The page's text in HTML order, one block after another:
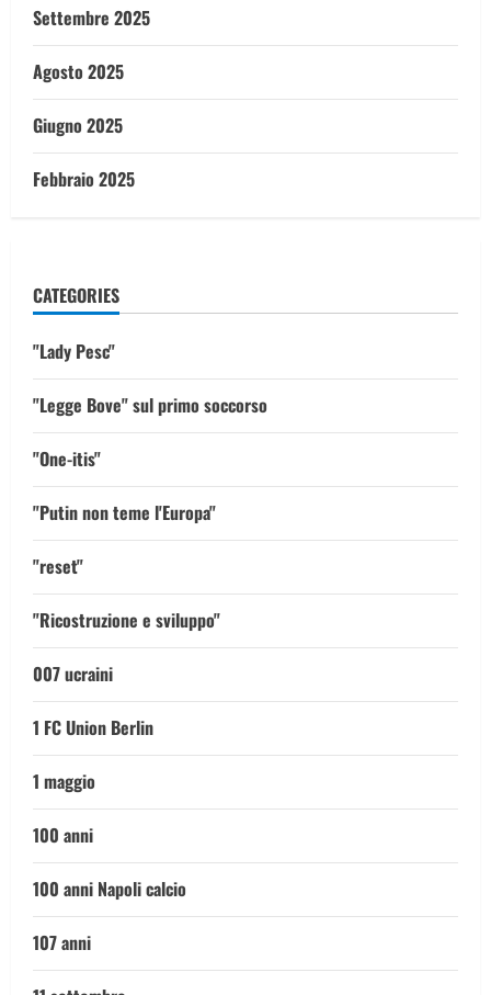
Settembre 2025
Agosto 2025
Giugno 2025
Febbraio 2025
CATEGORIES
"Lady Pesc"
"Legge Bove" sul primo soccorso
"One-itis"
"Putin non teme l'Europa"
"reset"
"Ricostruzione e sviluppo"
007 ucraini
1 FC Union Berlin
1 maggio
100 anni
100 anni Napoli calcio
107 anni